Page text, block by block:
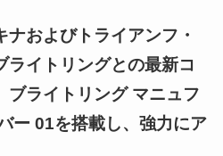
およびトライアンフ・
ライトリングとの最新コ
ブライトリング マニュフ
ー 01を搭載し、強力にア